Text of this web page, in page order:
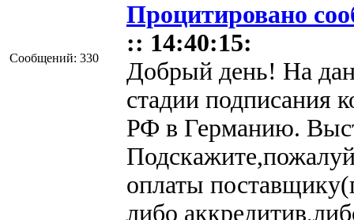
Сообщений: 330
Процитировано
:: 14:40:15:
Добрый день! На
стадии подписания
РФ в Германию.
оплаты
либо